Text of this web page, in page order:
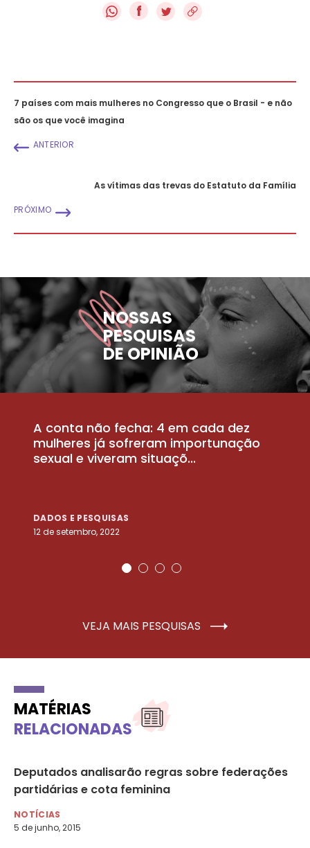
f
7 países com mais mulheres no Congresso que o Brasil - e não
são os que você imagina
ANTERIOR
As vítimas das trevas do Estatuto da Família
PRÓXIMO
NOSSAS
PESQUISAS
DE OPINIÃO
A conta não fecha: 4 em cada dez
mulheres já sofreram importunação
sexual e viveram situaçõ...
DADOS E PESQUISAS
12 de setembro, 2022
VEJA MAIS PESQUISAS
MATÉRIAS
RELACIONADAS
Deputados analisarão regras sobre federações
partidárias e cota feminina
NOTÍCIAS
5 de junho, 2015